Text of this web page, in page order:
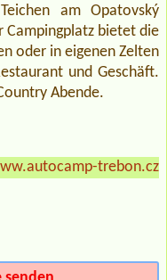
am Opatovský
Campingplatz bietet die
oder in eigenen Zelten
und Geschäft.
Abende.
trebon.cz